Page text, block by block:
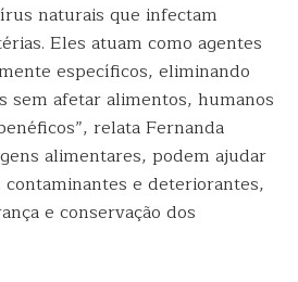
naturais que infectam
Eles atuam como agentes
específicos, eliminando
sem afetar alimentos, humanos
relata Fernanda
alimentares, podem ajudar
e deteriorantes,
e conservação dos